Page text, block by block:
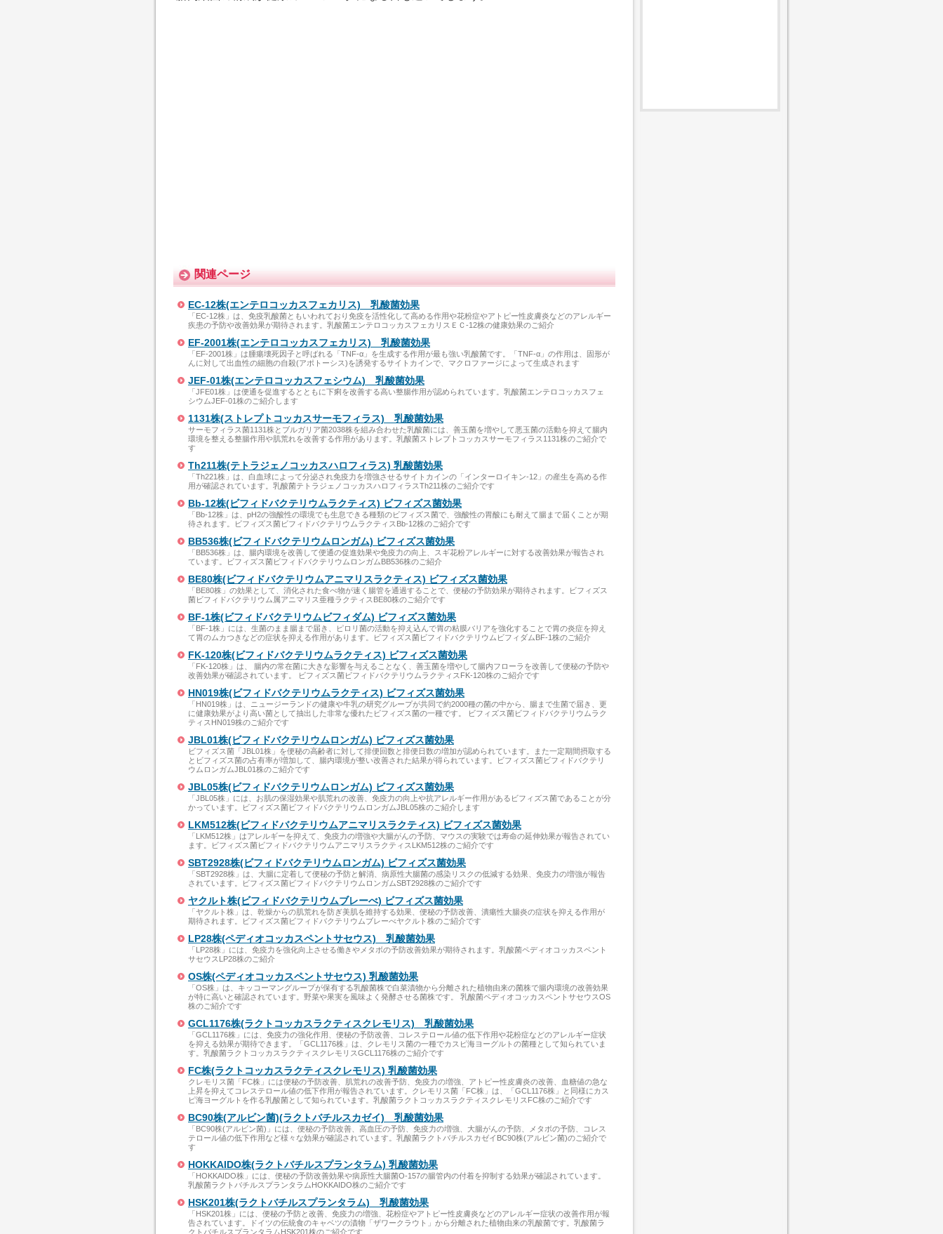
関連ページ
EC-12株(エンテロコッカスフェカリス) 乳酸菌効果
「EC-12株」は、免疫乳酸菌ともいわれており免疫を活性化して高める作用や花粉症やアトピー性皮膚炎などのアレルギー
疾患の予防や改善効果が期待されます。乳酸菌エンテロコッカスフェカリスＥＣ-12株の健康効果のご紹介
EF-2001株(エンテロコッカスフェカリス) 乳酸菌効果
「EF-2001株」は腫瘍壊死因子と呼ばれる「TNF-α」を生成する作用が最も強い乳酸菌です。「TNF-α」の作用は、固形が
んに対して出血性の細胞の自殺(アポトーシス)を誘発するサイトカインで、マクロファージによって生成されます
JEF-01株(エンテロコッカスフェシウム) 乳酸菌効果
「JFE01株」は便通を促進するとともに下痢を改善する高い整腸作用が認められています。乳酸菌エンテロコッカスフェ
シウムJEF-01株のご紹介します
1131株(ストレプトコッカスサーモフィラス) 乳酸菌効果
サーモフィラス菌1131株とブルガリア菌2038株を組み合わせた乳酸菌には、善玉菌を増やして悪玉菌の活動を抑えて腸内
環境を整える整腸作用や肌荒れを改善する作用があります。乳酸菌ストレプトコッカスサーモフィラス1131株のご紹介で
す
Th211株(テトラジェノコッカスハロフィラス) 乳酸菌効果
「Th221株」は、白血球によって分泌され免疫力を増強させるサイトカインの「インターロイキン-12」の産生を高める作
用が確認されています。乳酸菌テトラジェノコッカスハロフィラスTh211株のご紹介です
Bb-12株(ビフィドバクテリウムラクティス) ビフィズス菌効果
「Bb-12株」は、pH2の強酸性の環境でも生息できる種類のビフィズス菌で、強酸性の胃酸にも耐えて腸まで届くことが期
待されます。ビフィズス菌ビフィドバクテリウムラクティスBb-12株のご紹介です
BB536株(ビフィドバクテリウムロンガム) ビフィズス菌効果
「BB536株」は、腸内環境を改善して便通の促進効果や免疫力の向上、スギ花粉アレルギーに対する改善効果が報告され
ています。ビフィズス菌ビフィドバクテリウムロンガムBB536株のご紹介
BE80株(ビフィドバクテリウムアニマリスラクティス) ビフィズス菌効果
「BE80株」の効果として、消化された食べ物が速く腸管を通過することで、便秘の予防効果が期待されます。ビフィズス
菌ビフィドバクテリウム属アニマリス亜種ラクティスBE80株のご紹介です
BF-1株(ビフィドバクテリウムビフィダム) ビフィズス菌効果
「BF-1株」には、生菌のまま腸まで届き、ピロリ菌の活動を抑え込んで胃の粘膜バリアを強化することで胃の炎症を抑え
て胃のムカつきなどの症状を抑える作用があります。ビフィズス菌ビフィドバクテリウムビフィダムBF-1株のご紹介
FK-120株(ビフィドバクテリウムラクティス) ビフィズス菌効果
「FK-120株」は、 腸内の常在菌に大きな影響を与えることなく、善玉菌を増やして腸内フローラを改善して便秘の予防や
改善効果が確認されています。 ビフィズス菌ビフィドバクテリウムラクティスFK-120株のご紹介です
HN019株(ビフィドバクテリウムラクティス) ビフィズス菌効果
「HN019株」は、ニュージーランドの健康や牛乳の研究グループが共同で約2000種の菌の中から、腸まで生菌で届き、更
に健康効果がより高い菌として抽出した非常な優れたビフィズス菌の一種です。 ビフィズス菌ビフィドバクテリウムラク
ティスHN019株のご紹介です
JBL01株(ビフィドバクテリウムロンガム) ビフィズス菌効果
ビフィズス菌「JBL01株」を便秘の高齢者に対して排便回数と排便日数の増加が認められています。また一定期間摂取する
とビフィズス菌の占有率が増加して、腸内環境が整い改善された結果が得られています。ビフィズス菌ビフィドバクテリ
ウムロンガムJBL01株のご紹介です
JBL05株(ビフィドバクテリウムロンガム) ビフィズス菌効果
「JBL05株」には、お肌の保湿効果や肌荒れの改善、免疫力の向上や抗アレルギー作用があるビフィズス菌であることが分
かっています。ビフィズス菌ビフィドバクテリウムロンガムJBL05株のご紹介します
LKM512株(ビフィドバクテリウムアニマリスラクティス) ビフィズス菌効果
「LKM512株」はアレルギーを抑えて、免疫力の増強や大腸がんの予防、マウスの実験では寿命の延伸効果が報告されてい
ます。ビフィズス菌ビフィドバクテリウムアニマリスラクティスLKM512株のご紹介です
SBT2928株(ビフィドバクテリウムロンガム) ビフィズス菌効果
「SBT2928株」は、大腸に定着して便秘の予防と解消、病原性大腸菌の感染リスクの低減する効果、免疫力の増強が報告
されています。ビフィズス菌ビフィドバクテリウムロンガムSBT2928株のご紹介です
ヤクルト株(ビフィドバクテリウムブレーべ) ビフィズス菌効果
「ヤクルト株」は、乾燥からの肌荒れを防ぎ美肌を維持する効果、便秘の予防改善、潰瘍性大腸炎の症状を抑える作用が
期待されます。ビフィズス菌ビフィドバクテリウムブレーべヤクルト株のご紹介です
LP28株(ペディオコッカスペントサセウス) 乳酸菌効果
「LP28株」には、免疫力を強化向上させる働きやメタボの予防改善効果が期待されます。乳酸菌ペディオコッカスペント
サセウスLP28株のご紹介
OS株(ペディオコッカスペントサセウス) 乳酸菌効果
「OS株」は、キッコーマングループが保有する乳酸菌株で白菜漬物から分離された植物由来の菌株で腸内環境の改善効果
が特に高いと確認されています。野菜や果実を風味よく発酵させる菌株です。 乳酸菌ペディオコッカスペントサセウスOS
株のご紹介です
GCL1176株(ラクトコッカスラクティスクレモリス) 乳酸菌効果
「GCL1176株」には、免疫力の強化作用、便秘の予防改善、コレステロール値の低下作用や花粉症などのアレルギー症状
を抑える効果が期待できます。「GCL1176株」は、クレモリス菌の一種でカスピ海ヨーグルトの菌種として知られていま
す。乳酸菌ラクトコッカスラクティスクレモリスGCL1176株のご紹介です
FC株(ラクトコッカスラクティスクレモリス) 乳酸菌効果
クレモリス菌「FC株」には便秘の予防改善、肌荒れの改善予防、免疫力の増強、アトピー性皮膚炎の改善、血糖値の急な
上昇を抑えてコレステロール値の低下作用が報告されています。クレモリス菌「FC株」は、「GCL1176株」と同様にカス
ピ海ヨーグルトを作る乳酸菌として知られています。乳酸菌ラクトコッカスラクティスクレモリスFC株のご紹介です
BC90株(アルビン菌)(ラクトバチルスカゼイ) 乳酸菌効果
「BC90株(アルビン菌)」には、便秘の予防改善、高血圧の予防、免疫力の増強、大腸がんの予防、メタボの予防、コレス
テロール値の低下作用など様々な効果が確認されています。乳酸菌ラクトバチルスカゼイBC90株(アルビン菌)のご紹介で
す
HOKKAIDO株(ラクトバチルスプランタラム) 乳酸菌効果
「HOKKAIDO株」には、便秘の予防改善効果や病原性大腸菌O-157の腸管内の付着を抑制する効果が確認されています。
乳酸菌ラクトバチルスプランタラムHOKKAIDO株のご紹介です
HSK201株(ラクトバチルスプランタラム) 乳酸菌効果
「HSK201株」には、便秘の予防と改善、免疫力の増強、花粉症やアトピー性皮膚炎などのアレルギー症状の改善作用が報
告されています。ドイツの伝統食のキャベツの漬物「ザワークラウト」から分離された植物由来の乳酸菌です。乳酸菌ラ
クトバチルスプランタラムHSK201株のご紹介です